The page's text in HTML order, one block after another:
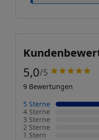
5,0/5
9 Bewertungen
5 Sterne
4 Sterne
3 Sterne
2 Sterne
1 Stern